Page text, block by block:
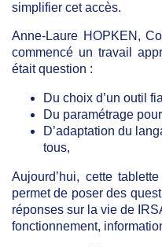
simplifier cet accès.
Anne-Laure HOPKEN,
commencé un travail
était question :
Du choix d’un outil
Du paramétrage
D’adaptation du
tous,
Aujourd’hui, cette
permet de poser des
réponses sur la vie de
fonctionnement,